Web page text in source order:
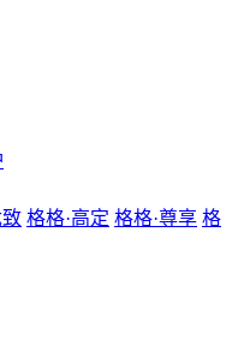
致 格格·高定 格格·尊享 格